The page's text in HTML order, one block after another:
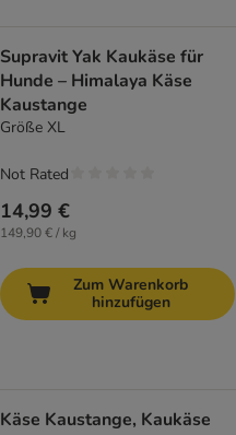
Supravit Yak Kaukäse für
Hunde – Himalaya Käse
Kaustange
Größe XL
14,99 €
149,90 € / kg
Not Rated
Zum Warenkorb
hinzufügen
Käse Kaustange, Kaukäse